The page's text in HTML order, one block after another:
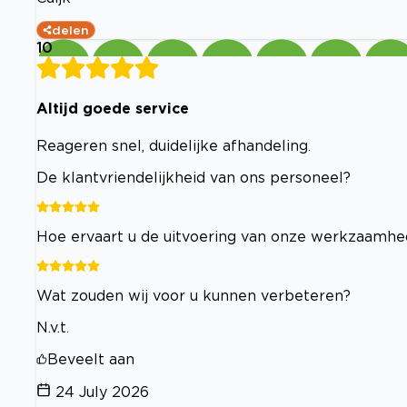
delen
10
Altijd goede service
Reageren snel, duidelijke afhandeling.
De klantvriendelijkheid van ons personeel?
Hoe ervaart u de uitvoering van onze
Wat zouden wij voor u kunnen verbeteren?
N.v.t.
Beveelt aan
24 July 2026